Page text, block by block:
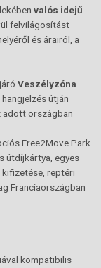
valós idejű
felvilágosítást
és árairól, a
Veszélyzóna
útján
adott országban
Free2Move Park
útdíjkártya, egyes
reptéri
Franciaországban
kompatibilis